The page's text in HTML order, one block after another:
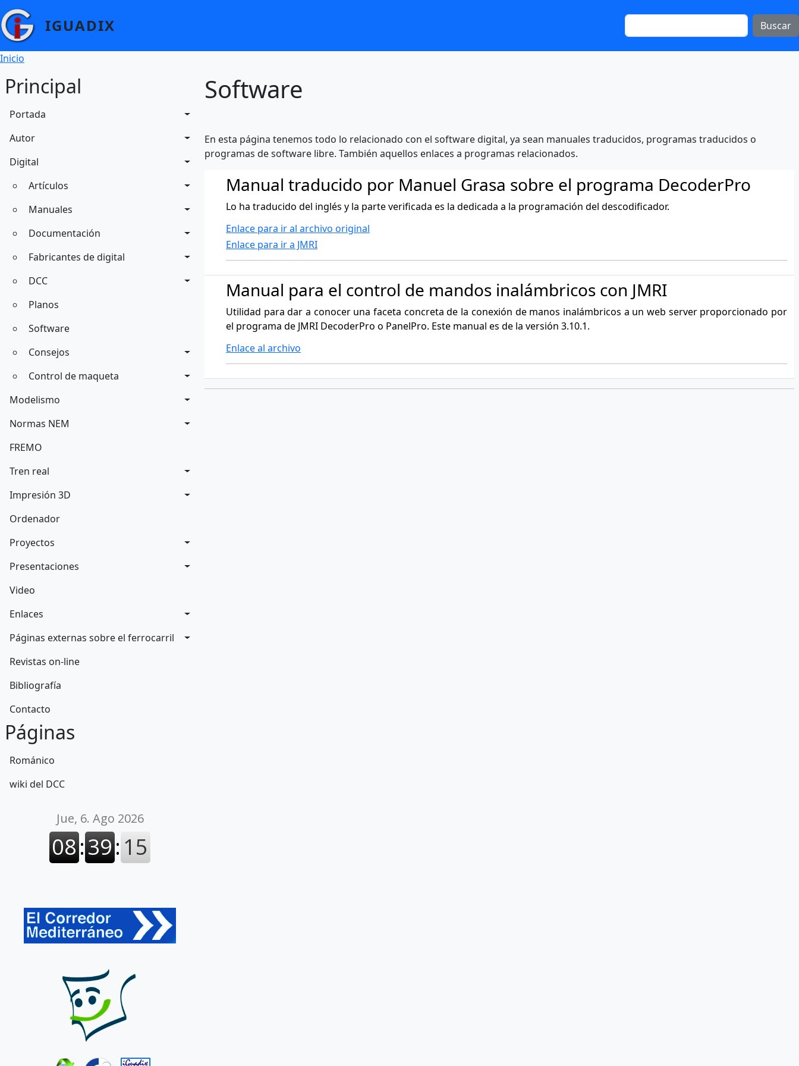
Pasar al contenido principal
IGUADIX
Ruta de navegación
Inicio
Principal
Portada
Autor
Digital
Artículos
Manuales
Documentación
Fabricantes de digital
DCC
Planos
Software
Consejos
Control de maqueta
Modelismo
Normas NEM
FREMO
Tren real
Impresión 3D
Ordenador
Proyectos
Presentaciones
Video
Enlaces
Páginas externas sobre el ferrocarril
Revistas on-line
Bibliografía
Contacto
Páginas
Románico
wiki del DCC
Software
En esta página tenemos todo lo relacionado con el software digital, ya sean manuales traducidos, programas traducidos o
programas de software libre. También aquellos enlaces a programas relacionados.
Manual traducido por Manuel Grasa sobre el programa DecoderPro
Lo ha traducido del inglés y la parte verificada es la dedicada a la programación del descodificador.
Enlace para ir al archivo original
Enlace para ir a JMRI
Manual para el control de mandos inalámbricos con JMRI
Utilidad para dar a conocer una faceta concreta de la conexión de manos inalámbricos a un web server proporcionado por
el programa de JMRI DecoderPro o PanelPro. Este manual es de la versión 3.10.1.
Enlace al archivo